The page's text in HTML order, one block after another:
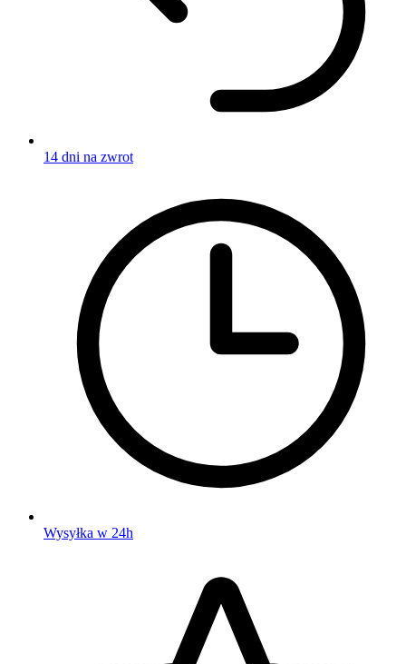
14 dni na zwrot
Wysyłka w 24h